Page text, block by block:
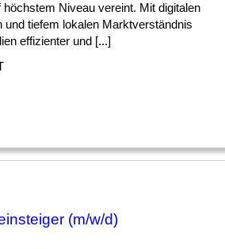
Niveau vereint. Mit digitalen
tiefem lokalen Marktverständnis
effizienter und [...]
(m/w/d)